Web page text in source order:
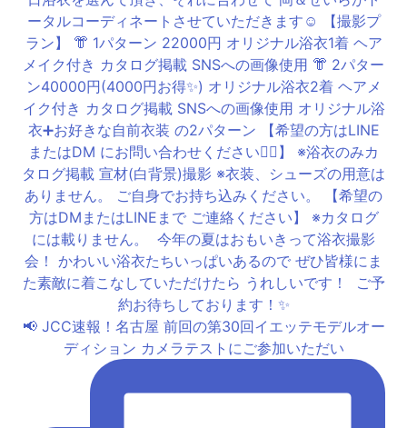
📢 JCC速報！名古屋 前回の第30回イエッテモデルオー
ディション カメラテストにご参加いただい